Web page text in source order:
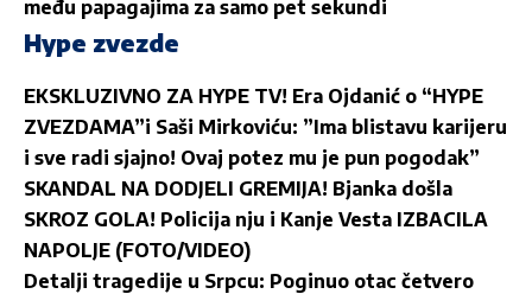
među papagajima za samo pet sekundi
Hype zvezde
EKSKLUZIVNO ZA HYPE TV! Era Ojdanić o “HYPE
ZVEZDAMA”i Saši Mirkoviću: ”Ima blistavu karijeru
i sve radi sjajno! Ovaj potez mu je pun pogodak”
SKANDAL NA DODJELI GREMIJA! Bjanka došla
SKROZ GOLA! Policija nju i Kanje Vesta IZBACILA
NAPOLJE (FOTO/VIDEO)
Detalji tragedije u Srpcu: Poginuo otac četvero